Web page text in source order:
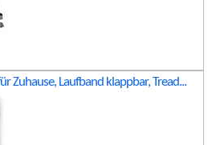
Zuhause, Laufband klappbar, Tread...